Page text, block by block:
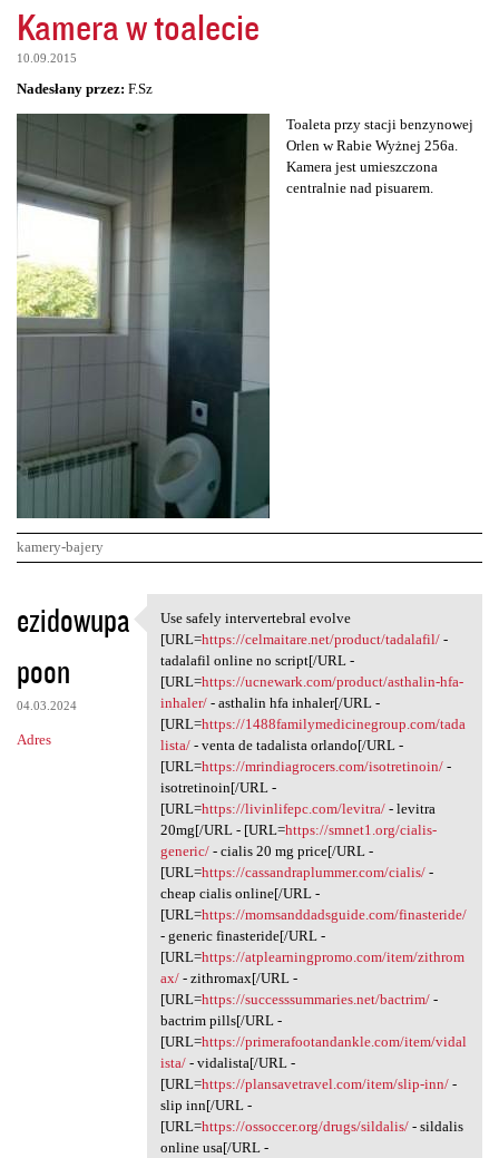
Kamera w toalecie
10.09.2015
Nadesłany przez: F.Sz
Toaleta przy stacji benzynowej
Orlen w Rabie Wyżnej 256a.
Kamera jest umieszczona
centralnie nad pisuarem.
kamery-bajery
K
o
m
e
n
ezidowupa
poon
04.03.2024
Adres
Use safely intervertebral
Use safely intervertebral evolve
[URL=https://celmaitare.net/product/tadalafil/-
tadalafil online no script[/URL -
[URL=https://ucnewark.com/product/asthalin-hfa-
inhaler/- asthalin hfa inhaler[/URL -
[URL=https://1488familymedicinegroup.com/tada
lista/- venta de tadalista orlando[/URL -
[URL=https://mrindiagrocers.com/isotretinoin/-
isotretinoin[/URL -
[URL=https://livinlifepc.com/levitra/- levitra
20mg[/URL - [URL=https://smnet1.org/cialis-
generic/- cialis 20 mg price[/URL -
[URL=https://cassandraplummer.com/cialis/-
cheap cialis online[/URL -
[URL=https://momsanddadsguide.com/finasteride/
- generic finasteride[/URL -
[URL=https://atplearningpromo.com/item/zithrom
ax/- zithromax[/URL -
[URL=https://successsummaries.net/bactrim/-
bactrim pills[/URL -
[URL=https://primerafootandankle.com/item/vidal
ista/- vidalista[/URL -
[URL=https://plansavetravel.com/item/slip-inn/-
slip inn[/URL -
[URL=https://ossoccer.org/drugs/sildalis/- sildalis
online usa[/URL -